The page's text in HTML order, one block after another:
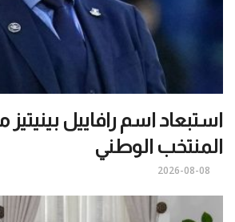
استبعاد اسم رافاييل
المنتخب الوطني
2026-08-08